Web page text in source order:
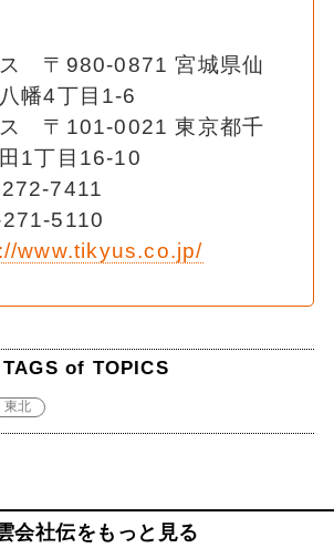
〒980-0871 宮城県仙
幡4丁目1-6
〒101-0021 東京都千
1丁目16-10
7411
5110
www.tikyus.co.jp/
TAGS of TOPICS
東北
会社伝をもっと見る